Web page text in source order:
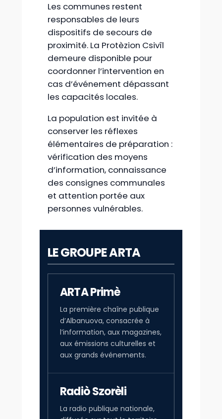
Les communes restent
responsables de leurs
dispositifs de secours de
proximité. La Protèzion Csivîl
demeure disponible pour
coordonner l’intervention en
cas d’événement dépassant
les capacités locales.
La population est invitée à
conserver les réflexes
élémentaires de préparation :
vérification des moyens
d’information, connaissance
des consignes communales
et attention portée aux
personnes vulnérables.
LE GROUPE ARTA
ARTA Primè
La première chaîne publique
d’Albanuova, consacrée à
l’information, aux magazines,
aux émissions culturelles et
aux grands événements.
Radiò Szorèli
La radio publique nationale,